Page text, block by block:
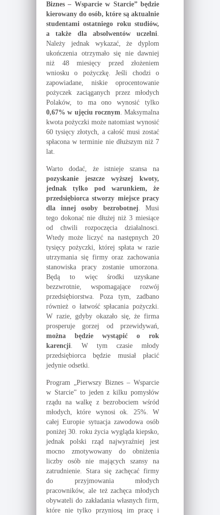
Biznes – Wsparcie w Starcie” będzie
kierowany do osób, które są aktualnie
studentami ostatniego roku studiów,
a także dla absolwentów uczelni.
Należy jednak wykazać, że dyplom
ukończenia otrzymało się nie dawniej
niż 48 miesięcy przed złożeniem
wniosku o pożyczkę. Jeśli chodzi o
zapowiadane, niskie oprocentowanie
pożyczek zaciąganych przez młodych
Polaków, to ma ono wynosić tylko
0,67% w ujęciu rocznym. Maksymalna
kwota pożyczki może natomiast wynosić
60 tysięcy złotych, a całość musi zostać
spłacona w terminie nie dłuższym niż 7
lat.
Warto dodać, że istnieje szansa na
pozyskanie jeszcze wyższej kwoty,
jednak tylko pod warunkiem, że
przedsiębiorca stworzy miejsce pracy
dla innej osoby bezrobotnej. Musi
tego dokonać nie dłużej niż 3 miesiące
od chwili rozpoczęcia działalnosci.
Wtedy może liczyć na następnych 20
tysięcy pożyczki, której spłata w razie
utrzymania się firmy oraz zachowania
stanowiska pracy zostanie umorzona.
Będą to więc środki uzyskane
bezzwrotnie, wspomagające rozwój
przedsiębiorstwa. Poza tym, zadbano
również o łatwość spłacania pożyczki.
W razie, gdyby okazało się, że firma
prosperuje gorzej od przewidywań,
można będzie wystąpić o rok
karencji. W tym czasie młody
przedsiębiorca będzie musiał płacić
jedynie odsetki.
Program „Pierwszy Biznes – Wsparcie
w Starcie” to jeden z kilku pomysłów
rządu na walkę z bezrobociem wśród
młodych, które wynosi ok. 25%. W
całej Europie sytuacja zawodowa osób
poniżej 30. roku życia wygląda kiepsko,
jednak polski rząd najwyraźniej jest
mocno zmotywowany do obniżenia
liczby osób nie mających szansy na
zatrudnienie. Stara się zachęcać firmy
do przyjmowania młodych
pracowników, ale też zachęca młodych
obywateli do zakładania własnych firm,
które nie tylko przyniosą im pracę i